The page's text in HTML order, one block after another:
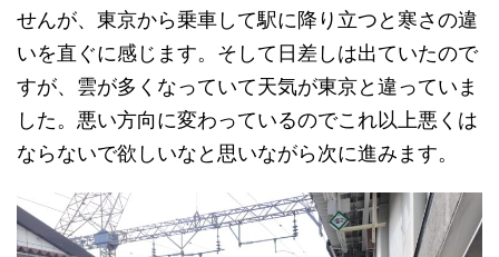
せんが、東京から乗車して駅に降り立つと寒さの違
いを直ぐに感じます。そして日差しは出ていたので
すが、雲が多くなっていて天気が東京と違っていま
した。悪い方向に変わっているのでこれ以上悪くは
ならないで欲しいなと思いながら次に進みます。